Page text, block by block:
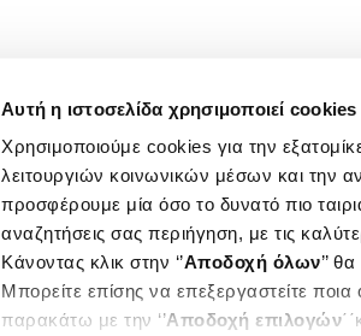
Αυτή η ιστοσελίδα χρησιμοποιεί cookies
Χρησιμοποιούμε cookies για την
λειτουργιών κοινωνικών μέσων και την
προσφέρουμε μία όσο το δυνατό πιο
αναζητήσεις σας περιήγηση, με τις
Κάνοντας κλικ στην ‘’Αποδοχή όλων’’
Μπορείτε επίσης να επεξεργαστείτε
παρακάτω με την ‘’Αποδοχή επιλογών